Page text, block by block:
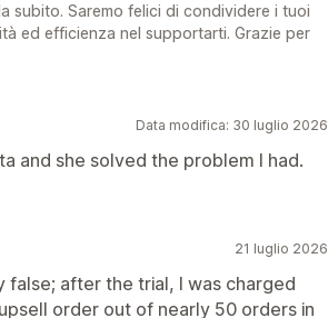
subito. Saremo felici di condividere i tuoi
ed efficienza nel supportarti. Grazie per
Data modifica: 30 luglio 2026
and she solved the problem I had.
21 luglio 2026
after the trial, I was charged
order out of nearly 50 orders in